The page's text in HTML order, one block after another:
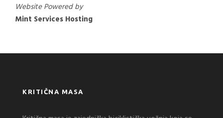
Website Powered by
Mint Services Hosting
KRITIČNA MASA